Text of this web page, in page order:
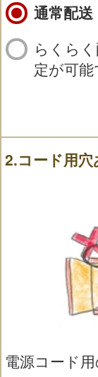
通常配送
らくら
定が可能
2.コード用
電源コード